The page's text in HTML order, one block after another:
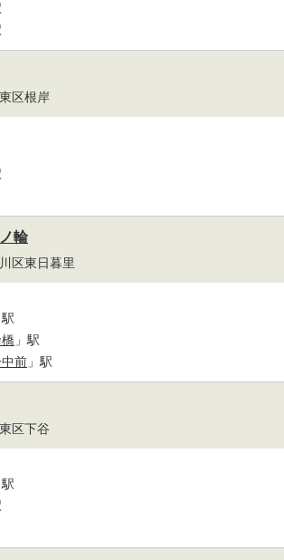
区根岸
輪
区東日暮里
駅
」駅
前 」駅
区下谷
駅